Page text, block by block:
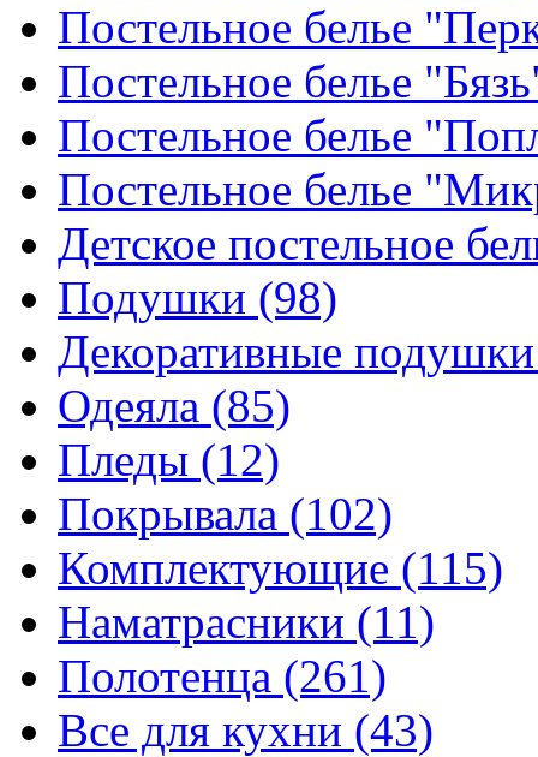
Постельное белье
Постельное белье
Постельное белье
Постельное белье
Детское постельное
Подушки (98)
Декоративные
Одеяла (85)
Пледы (12)
Покрывала (102)
Комплектующие (115)
Наматрасники (11)
Полотенца (261)
Все для кухни (43)